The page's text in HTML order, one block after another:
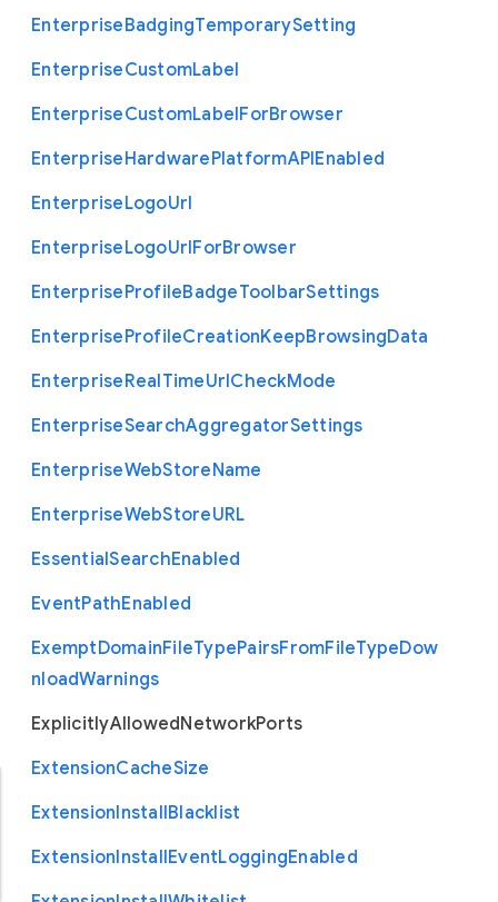
EnterpriseBadgingTemporarySetting
EnterpriseCustomLabel
EnterpriseCustomLabelForBrowser
EnterpriseHardwarePlatformAPIEnabled
EnterpriseLogoUrl
EnterpriseLogoUrlForBrowser
EnterpriseProfileBadgeToolbarSettings
EnterpriseProfileCreationKeepBrowsingData
EnterpriseRealTimeUrlCheckMode
EnterpriseSearchAggregatorSettings
EnterpriseWebStoreName
EnterpriseWebStoreURL
EssentialSearchEnabled
EventPathEnabled
ExemptDomainFileTypePairsFromFileTypeDow
nloadWarnings
ExplicitlyAllowedNetworkPorts
ExtensionCacheSize
ExtensionInstallBlacklist
ExtensionInstallEventLoggingEnabled